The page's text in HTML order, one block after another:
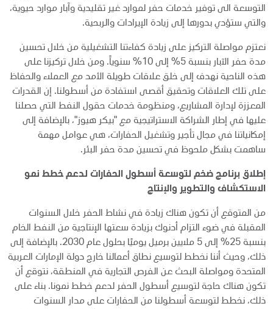
التوسعة الى توفير خدمات حفر لموارد غير تقليدية وآبار موارد حيوية،
والتي ستؤدي بدورها إلى زيادة الإيرادات والربحية.
نعتزم مواصلة التركيز على زيادة كفاءتنا التشغيلية من خلال تحسين
مدة حفر الآبار بنسبة 5% إلى 10% سنوياً. ومن خلال تركيزنا على
هذه الناحية نهدف إلى خلق علاقات طويلة الأمد مع العملاء والحفاظ
على تلك العلاقات وتحقيق أقصى استفادة من أسطولنا. إن القدرات
المعززة لإدارة المشاريع، ومنظومة خدمات حقول النفط التي حصلنا
عليها في إطار الشراكة الاستراتيجية مع "بيكر هيوز"، بالإضافة إلى
إمكانياتنا في مجال تأجير وتشغيل الحفارات، هي عوامل مهمة
ساهمت بشكل ملحوظ في تحسين مدة حفر البئر.
إطلاق برنامج ضخم لتوسعة أسطول الحفارات لدعم خطط نمو
الاستكشاف والتطوير والإنتاج
من المتوقع أن تكون هناك زيادة في نشاط الحفر خلال السنوات
المقبلة في ضوء التزام أدنوك بزيادة سعتها الإنتاجية من النفط الخام
بنسبة 25% إلى 5 ملايين برميل يوميًا بحلول عام 2030. بالإضافة إلى
ذلك، وحيث أننا نخطط لتوسيع نطاق أعمالنا خارج دولة الإمارات العربية
المتحدة ومواصلة البحث عن الفرص التجارية في المنطقة، نتوقع أن
تكون هناك حاجة لتوسيع أسطول الحفر لدعم خطط نمونا. بناء على
ذلك، نخطط لتوسعة أسطولنا من الحفارات على مدار السنوات